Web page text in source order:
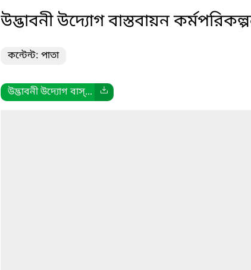
উদ্ভাবনী উদ্যোগ বাস্তবায়ন
কন্টেন্ট: পাতা
উদ্ভাবনী উদ্যোগ বাস্...